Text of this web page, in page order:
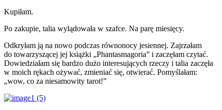
Kupiłam.
Po zakupie, talia wylądowała w szafce. Na parę miesięcy.
Odkryłam ją na nowo podczas równonocy jesiennej. Zajrzałam
do towarzyszącej jej książki „Phantasmagoria” i zaczęłam czytać.
Dowiedziałam się bardzo dużo interesujących rzeczy i talia zaczęła
w moich rękach ożywać, zmieniać się, otwierać. Pomyślałam:
„wow, co za niesamowity tarot!”